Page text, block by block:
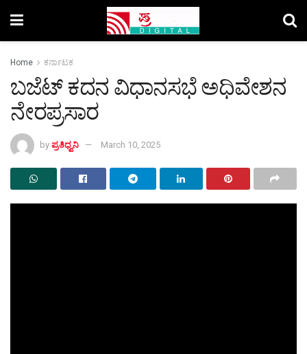
Home ಕರ್ನಾಟಕ
ಬಜೆಟ್ ಕದನ ವಿಧಾನಸಭೆ ಅಧಿವೇಶನ
ನೇರಪ್ರಸಾರ
by ಪ್ರತಿಧ್ವನಿ March 10, 2025